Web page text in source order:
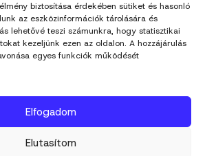
biztosítása érdekében sütiket és hasonló
az eszközinformációk tárolására és
lehetővé teszi számunkra, hogy statisztikai
kezeljünk ezen az oldalon. A hozzájárulás
egyes funkciók működését
Elfogadom
Elutasítom
Tájékoztató
Impresszum
Kapcsolat
hello@mivagyunk.hu